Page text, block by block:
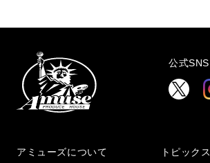
公式SNS
アミューズについて トピックス